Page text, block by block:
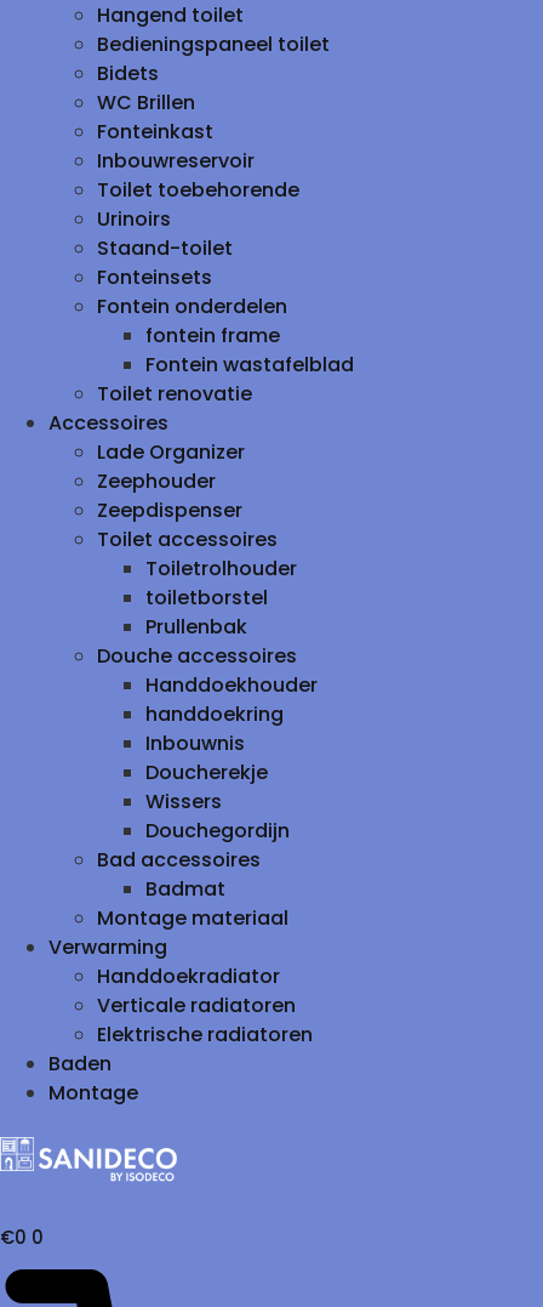
Hangend toilet
Bedieningspaneel toilet
Bidets
WC Brillen
Fonteinkast
Inbouwreservoir
Toilet toebehorende
Urinoirs
Staand-toilet
Fonteinsets
Fontein onderdelen
fontein frame
Fontein wastafelblad
Toilet renovatie
Accessoires
Lade Organizer
Zeephouder
Zeepdispenser
Toilet accessoires
Toiletrolhouder
toiletborstel
Prullenbak
Douche accessoires
Handdoekhouder
handdoekring
Inbouwnis
Doucherekje
Wissers
Douchegordijn
Bad accessoires
Badmat
Montage materiaal
Verwarming
Handdoekradiator
Verticale radiatoren
Elektrische radiatoren
Baden
Montage
€0 0